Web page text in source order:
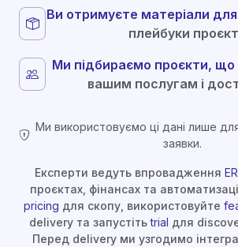
Ви отримуєте матеріали для
плейбуки
Ми підбираємо проєкти, що
вашим послугам і
Ми використовуємо ці дані лише
заявки.
Експерти ведуть впровадження
проєктах, фінансах та
pricing для скопу, використовуйте
delivery та запустітьtrial для
Перед delivery ми узгодимо